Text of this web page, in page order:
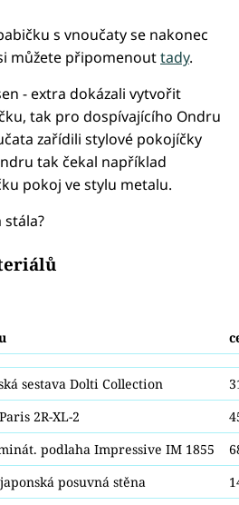
s vnoučaty se nakonec
můžete připomenouttady.
- extra dokázali vytvořit
tak pro dospívajícího Ondru
zařídili stylové pokojíčky
tak čekal například
pokoj ve stylu metalu.
stála?
sestava Dolti Collection
2R-XL-2
podlaha Impressive IM 1855
posuvná stěna